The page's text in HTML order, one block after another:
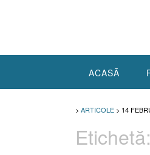
ACASĂ
> ARTICOLE > 14
Etichetă: